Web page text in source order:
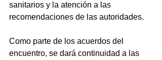
sanitarios y la atención a las
recomendaciones de las autoridades.
Como parte de los acuerdos del
encuentro, se dará continuidad a las